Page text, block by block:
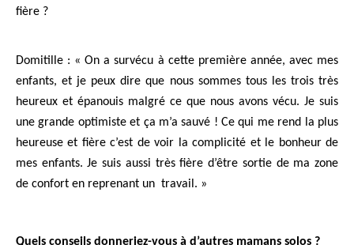
fière ?
Domitille : « On a survécu à cette première année, avec mes
enfants, et je peux dire que nous sommes tous les trois très
heureux et épanouis malgré ce que nous avons vécu. Je suis
une grande optimiste et ça m’a sauvé ! Ce qui me rend la plus
heureuse et fière c’est de voir la complicité et le bonheur de
mes enfants. Je suis aussi très fière d’être sortie de ma zone
de confort en reprenant un travail. »
Quels conseils donneriez-vous à d’autres mamans solos ?